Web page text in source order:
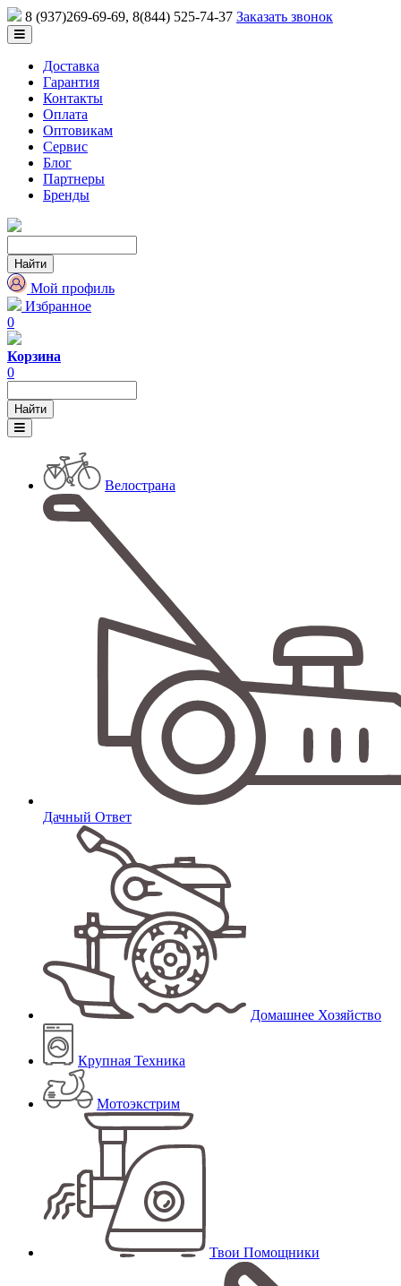
8 (937)269-69-69, 8(844) 525-74-37 Заказать звонок
Доставка
Гарантия
Контакты
Оплата
Оптовикам
Сервис
Блог
Партнеры
Бренды
Мой профиль
Избранное
0
Корзина
0
Велострана
Дачный Ответ
Домашнее Хозяйство
Крупная Техника
Мотоэкстрим
Твои Помощники